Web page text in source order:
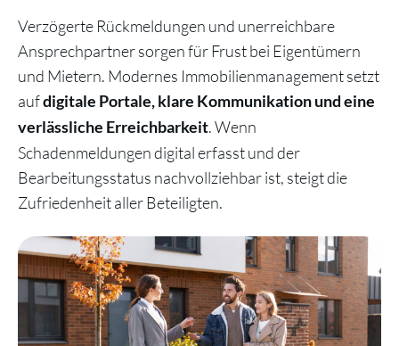
Verzögerte Rückmeldungen und unerreichbare
Ansprechpartner sorgen für Frust bei Eigentümern
und Mietern. Modernes Immobilienmanagement setzt
aufdigitale Portale, klare Kommunikation und eine
verlässliche Erreichbarkeit. Wenn
Schadenmeldungen digital erfasst und der
Bearbeitungsstatus nachvollziehbar ist, steigt die
Zufriedenheit aller Beteiligten.